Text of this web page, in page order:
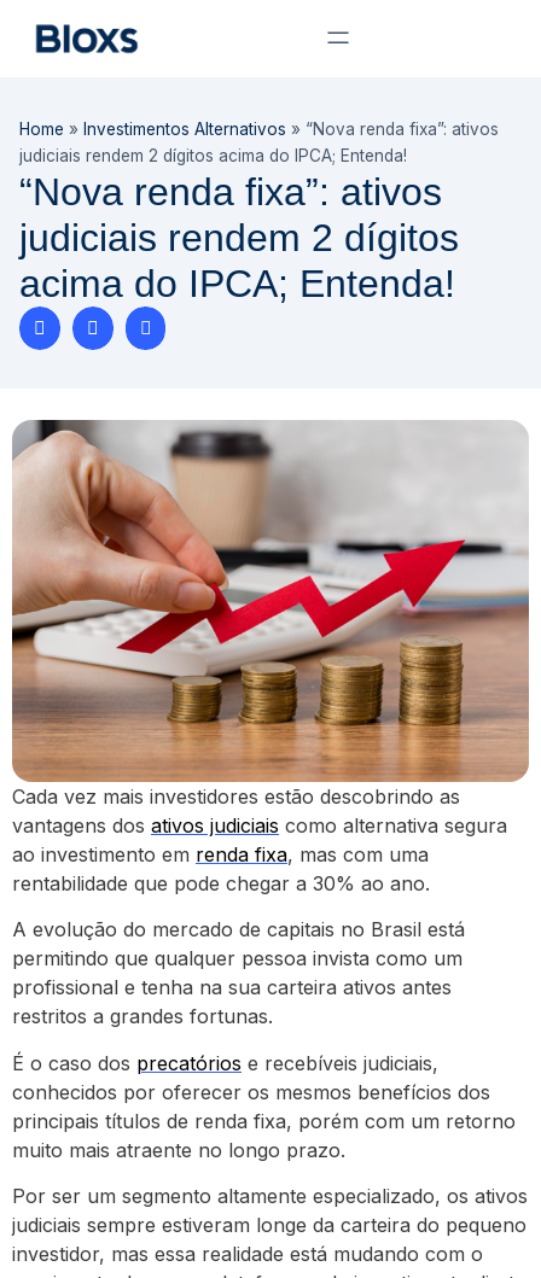
Home » Investimentos Alternativos » “Nova renda fixa”: ativos
judiciais rendem 2 dígitos acima do IPCA; Entenda!
“Nova renda fixa”: ativos
judiciais rendem 2 dígitos
acima do IPCA; Entenda!
Cada vez mais investidores estão descobrindo as
vantagens dos ativos judiciais como alternativa segura
ao investimento em renda fixa, mas com uma
rentabilidade que pode chegar a 30% ao ano.
A evolução do mercado de capitais no Brasil está
permitindo que qualquer pessoa invista como um
profissional e tenha na sua carteira ativos antes
restritos a grandes fortunas.
É o caso dos precatórios e recebíveis judiciais,
conhecidos por oferecer os mesmos benefícios dos
principais títulos de renda fixa, porém com um retorno
muito mais atraente no longo prazo.
Por ser um segmento altamente especializado, os ativos
judiciais sempre estiveram longe da carteira do pequeno
investidor, mas essa realidade está mudando com o